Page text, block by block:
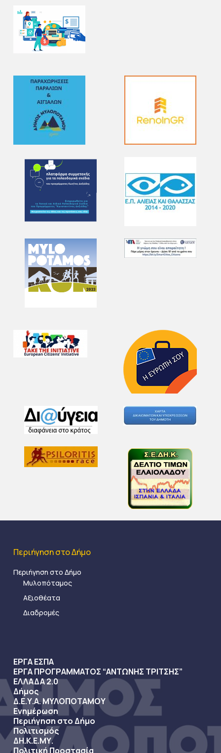
Περιήγηση στο Δήμο
Περιήγηση στο Δήμο
Μυλοπόταμος
Αξιοθέατα
Διαδρομές
ΕΡΓΑ ΕΣΠΑ
ΕΡΓΑ ΠΡΟΓΡΑΜΜΑΤΟΣ “ΑΝΤΩΝΗΣ ΤΡΙΤΣΗΣ”
ΕΛΛΑΔΑ 2.0
Δήμος
Δ.Ε.Υ.Α. ΜΥΛΟΠΟΤΑΜΟΥ
Ενημέρωση
Περιήγηση στο Δήμο
Πολιτισμός
ΔΗ.Κ.Ε.ΜΥ.
Πολιτική Προστασία